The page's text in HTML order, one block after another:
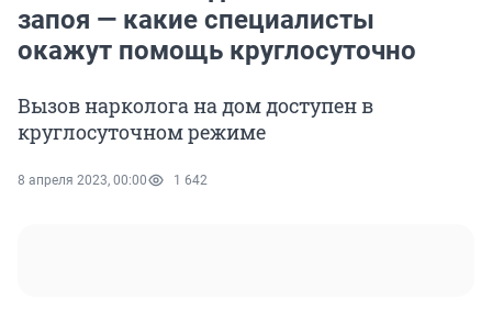
запоя — какие специалисты
окажут помощь круглосуточно
Вызов нарколога на дом доступен в
круглосуточном режиме
8 апреля 2023, 00:00 1 642